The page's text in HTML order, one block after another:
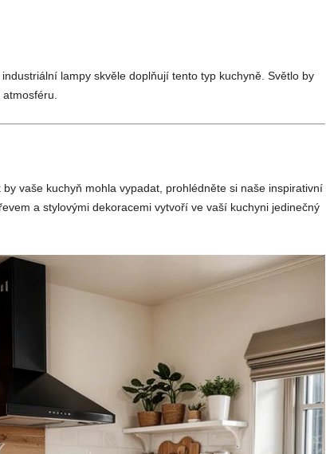
lampy skvěle doplňují tento typ kuchyně. Světlo by
vaše kuchyň mohla vypadat, prohlédněte si naše inspirativní
a stylovými dekoracemi vytvoří ve vaší kuchyni jedinečný